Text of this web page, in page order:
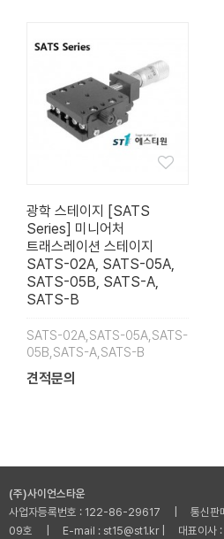
광학 스테이지 [SATS
Series] 미니어처
트래스레이션 스테이지
SATS-02A, SATS-05A,
SATS-05B, SATS-A,
SATS-B
SATS-02A,SATS-05A,SATS-
05B,SATS-A,SATS-B
견적문의
(주)사이언스타운
사업자등록번호 : 122-86-29617 | 통신판
09호 | E-mail : st15@st1.kr | 대표이사 :